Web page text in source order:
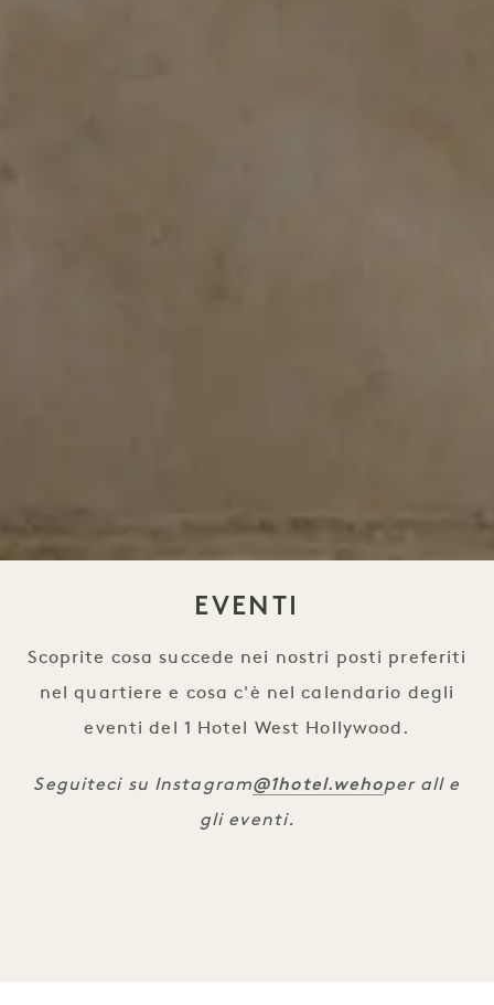
EVENTI
Scoprite cosa succede nei nostri posti preferiti
nel quartiere e cosa c'è nel calendario degli
eventi del 1 Hotel West Hollywood.
Seguiteci su Instagram@1hotel.wehoper all e
gli eventi.